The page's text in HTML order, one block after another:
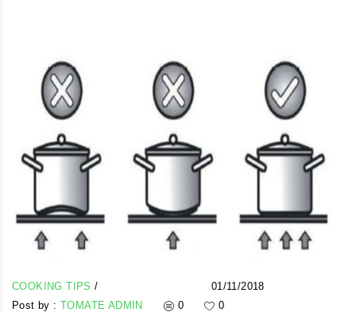
COOKING TIPS/
01/11/2018
Post by :TOMATE ADMIN 0 0